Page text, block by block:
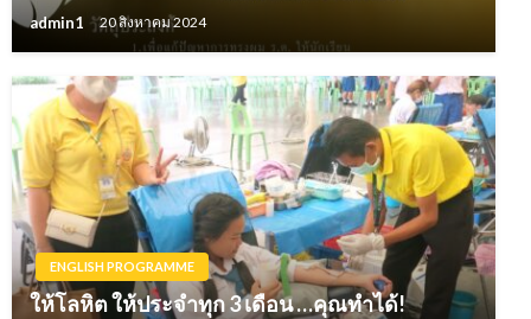
admin1 20 สิงหาคม 2024
ENGLISH PROGRAMME
ให้โลหิต ให้ประจำทุก 3 เดือน …คุณทำได้!